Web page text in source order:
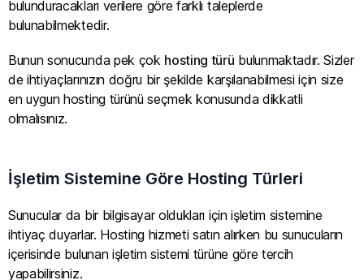
bulunduracakları verilere göre farklı taleplerde
bulunabilmektedir.
Bunun sonucunda pek çok hosting türü bulunmaktadır. Sizler
de ihtiyaçlarınızın doğru bir şekilde karşılanabilmesi için size
en uygun hosting türünü seçmek konusunda dikkatli
olmalısınız.
İşletim Sistemine Göre Hosting Türleri
Sunucular da bir bilgisayar oldukları için işletim sistemine
ihtiyaç duyarlar. Hosting hizmeti satın alırken bu sunucuların
içerisinde bulunan işletim sistemi türüne göre tercih
yapabilirsiniz.